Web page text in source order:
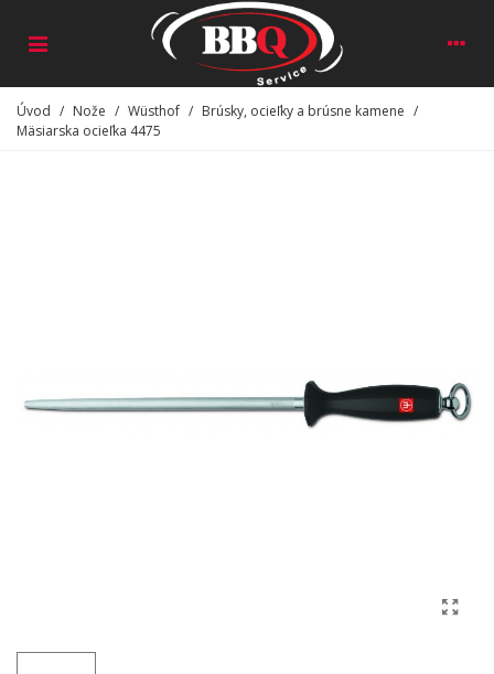
Úvod / Nože / Wüsthof / Brúsky, ocieľky a brúsne kamene /
Mäsiarska ocieľka 4475